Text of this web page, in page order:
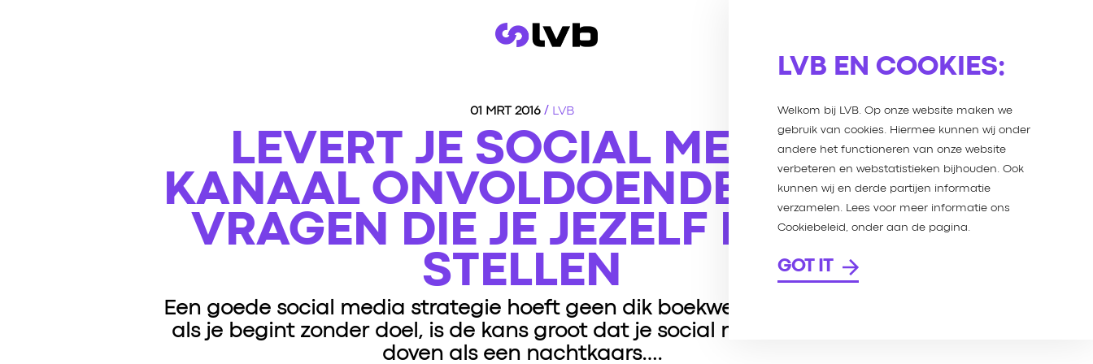
01 MRT 2016/ LVB
LEVERT JE SOCIAL MEDIA
KANAAL ONVOLDOENDE OP? 6
VRAGEN DIE JE JEZELF MOET
STELLEN
Een goede social media strategie hoeft geen dik boekwerk te zijn. Maar
als je begint zonder doel, is de kans groot dat je social media kanalen
doven als een nachtkaars….
LVB EN COOKIES:
Welkom bij LVB. Op onze website maken we
gebruik van cookies. Hiermee kunnen wij onder
andere het functioneren van onze website
verbeteren en webstatistieken bijhouden. Ook
kunnen wij en derde partijen informatie
verzamelen. Lees voor meer informatie ons
Cookiebeleid, onder aan de pagina.
GOT IT